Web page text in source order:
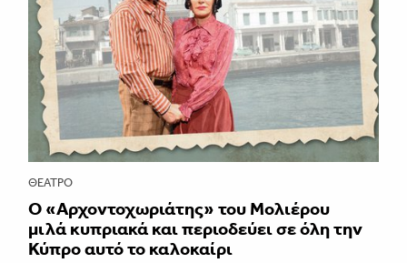
ΘΈΑΤΡΟ
Ο «Αρχοντοχωριάτης» του Μολιέρου
μιλά κυπριακά και περιοδεύει σε όλη την
Κύπρο αυτό το καλοκαίρι